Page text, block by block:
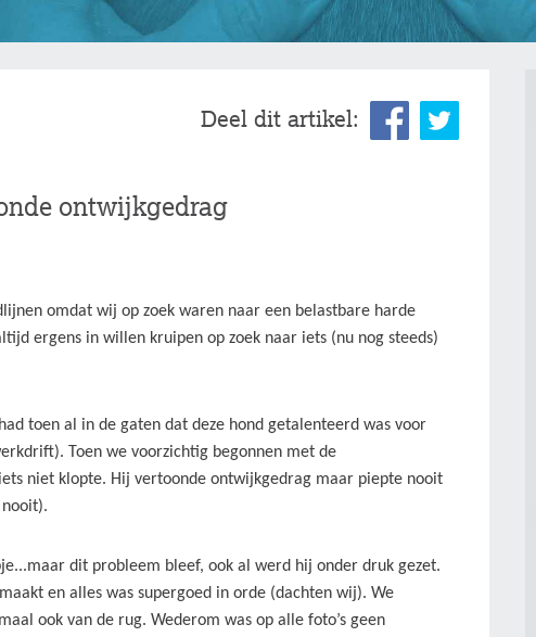
Deel dit artikel:
ontwijkgedrag
omdat wij op zoek waren naar een belastbare harde
ergens in willen kruipen op zoek naar iets (nu nog steeds)
toen al in de gaten dat deze hond getalenteerd was voor
Toen we voorzichtig begonnen met de
niet klopte. Hij vertoonde ontwijkgedrag maar piepte nooit
dit probleem bleef, ook al werd hij onder druk gezet.
en alles was supergoed in orde (dachten wij). We
ook van de rug. Wederom was op alle foto’s geen